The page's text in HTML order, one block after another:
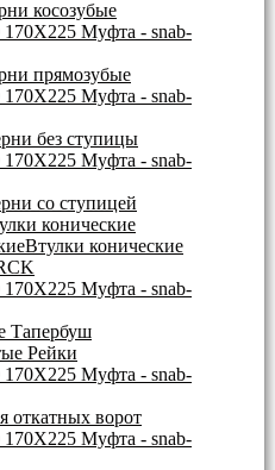
косозубые
прямозубые
без ступицы
со ступицей
конические
Втулки конические
Тапербуш
Рейки
откатных ворот